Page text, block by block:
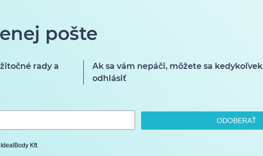
pošte
rady a
Ak sa vám nepáči, môžete sa kedykoľvek
odhlásiť
ODOBERAŤ
Kft.